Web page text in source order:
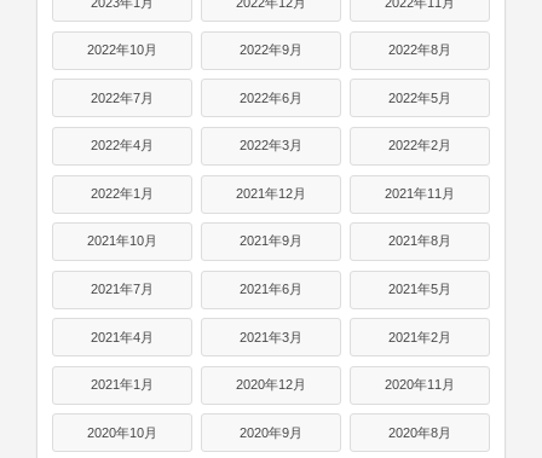
2022年10月 2022年9月 2022年8月
2022年7月 2022年6月 2022年5月
2022年4月 2022年3月 2022年2月
2022年1月 2021年12月 2021年11月
2021年10月 2021年9月 2021年8月
2021年7月 2021年6月 2021年5月
2021年4月 2021年3月 2021年2月
2021年1月 2020年12月 2020年11月
2020年10月 2020年9月 2020年8月